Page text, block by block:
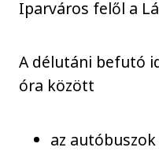
Iparváros felől a
A délutáni befutó
óra között
az